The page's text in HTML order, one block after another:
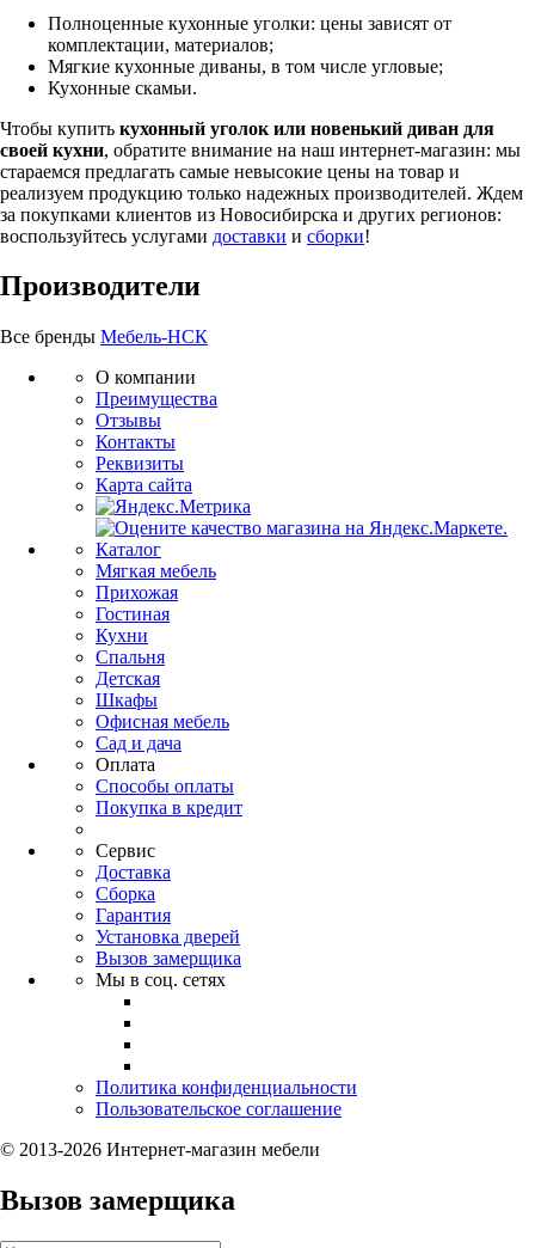
Полноценные кухонные уголки: цены зависят от
комплектации, материалов;
Мягкие кухонные диваны, в том числе угловые;
Кухонные скамьи.
Чтобы купить кухонный уголок или новенький диван для
своей кухни, обратите внимание на наш интернет-магазин: мы
стараемся предлагать самые невысокие цены на товар и
реализуем продукцию только надежных производителей. Ждем
за покупками клиентов из Новосибирска и других регионов:
воспользуйтесь услугами доставки и сборки!
Производители
Все бренды Мебель-НСК
О компании
Преимущества
Отзывы
Контакты
Реквизиты
Карта сайта
Каталог
Мягкая мебель
Прихожая
Гостиная
Кухни
Спальня
Детская
Шкафы
Офисная мебель
Сад и дача
Оплата
Способы оплаты
Покупка в кредит
Сервис
Доставка
Сборка
Гарантия
Установка дверей
Вызов замерщика
Мы в соц. сетях
Политика конфиденциальности
Пользовательское соглашение
© 2013-2026 Интернет-магазин мебели
Вызов замерщика